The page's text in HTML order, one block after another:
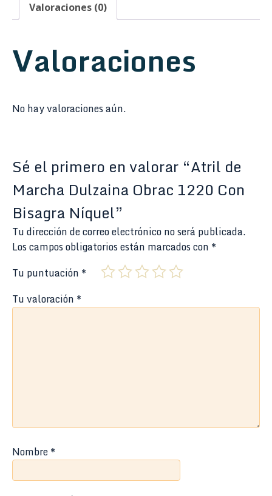
Valoraciones (0)
Valoraciones
No hay valoraciones aún.
Sé el primero en valorar “Atril de
Marcha Dulzaina Obrac 1220 Con
Bisagra Níquel”
Tu dirección de correo electrónico no será publicada.
Los campos obligatorios están marcados con *
Tu puntuación *
Tu valoración *
Nombre*